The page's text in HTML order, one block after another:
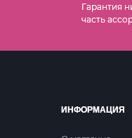
Гарантия
часть
ИНФОРМАЦИЯ